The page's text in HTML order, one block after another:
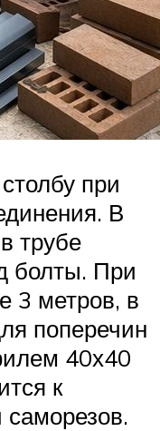
при
В
трубе
болты. При
3 метров, в
поперечин
40х40
к